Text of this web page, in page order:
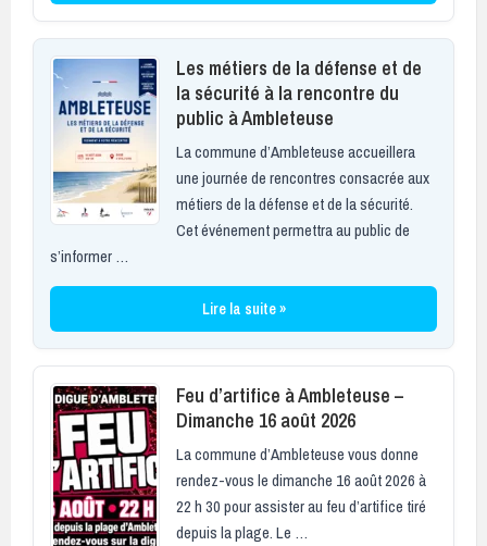
Les métiers de la défense et de
la sécurité à la rencontre du
public à Ambleteuse
La commune d’Ambleteuse accueillera
une journée de rencontres consacrée aux
métiers de la défense et de la sécurité.
Cet événement permettra au public de
s’informer …
Lire la suite »
Feu d’artifice à Ambleteuse –
Dimanche 16 août 2026
La commune d’Ambleteuse vous donne
rendez-vous le dimanche 16 août 2026 à
22 h 30 pour assister au feu d’artifice tiré
depuis la plage. Le …